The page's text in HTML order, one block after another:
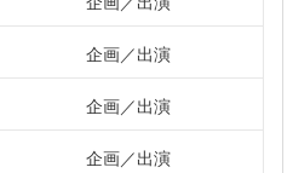
企画 出演
企画 出演
企画 出演